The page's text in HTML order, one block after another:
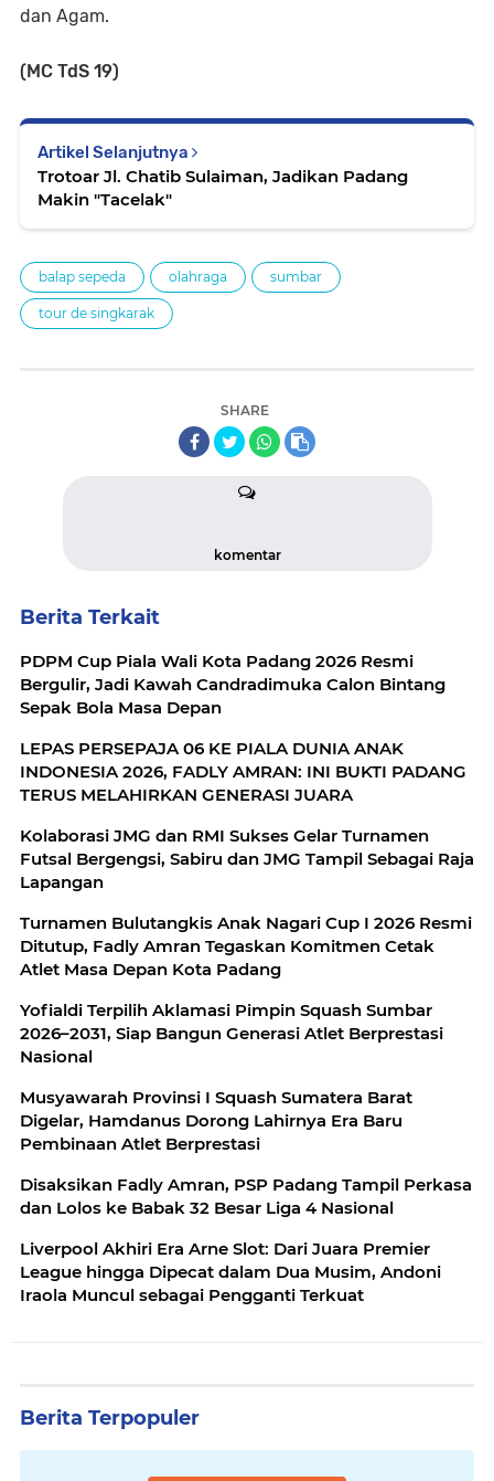
dan Agam.
(MC TdS 19)
Artikel Selanjutnya
Trotoar Jl. Chatib Sulaiman, Jadikan Padang
Makin "Tacelak"
balap sepeda olahraga sumbar
tour de singkarak
SHARE
komentar
Berita Terkait
PDPM Cup Piala Wali Kota Padang 2026 Resmi
Bergulir, Jadi Kawah Candradimuka Calon Bintang
Sepak Bola Masa Depan
LEPAS PERSEPAJA 06 KE PIALA DUNIA ANAK
INDONESIA 2026, FADLY AMRAN: INI BUKTI PADANG
TERUS MELAHIRKAN GENERASI JUARA
Kolaborasi JMG dan RMI Sukses Gelar Turnamen
Futsal Bergengsi, Sabiru dan JMG Tampil Sebagai Raja
Lapangan
Turnamen Bulutangkis Anak Nagari Cup I 2026 Resmi
Ditutup, Fadly Amran Tegaskan Komitmen Cetak
Atlet Masa Depan Kota Padang
Yofialdi Terpilih Aklamasi Pimpin Squash Sumbar
2026–2031, Siap Bangun Generasi Atlet Berprestasi
Nasional
Musyawarah Provinsi I Squash Sumatera Barat
Digelar, Hamdanus Dorong Lahirnya Era Baru
Pembinaan Atlet Berprestasi
Disaksikan Fadly Amran, PSP Padang Tampil Perkasa
dan Lolos ke Babak 32 Besar Liga 4 Nasional
Liverpool Akhiri Era Arne Slot: Dari Juara Premier
League hingga Dipecat dalam Dua Musim, Andoni
Iraola Muncul sebagai Pengganti Terkuat
Berita Terpopuler